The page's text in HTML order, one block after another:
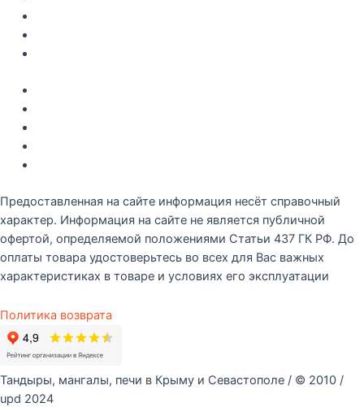
Предоставленная на сайте информация несёт справочный
характер. Информация на сайте не является публичной
офертой, определяемой положениями Статьи 437 ГК РФ. До
оплаты товара удостоверьтесь во всех для Вас важных
характеристиках в товаре и условиях его эксплуатации
Политика возврата
Тандыры, мангалы, печи в Крыму и Севастополе / © 2010 /
upd 2024